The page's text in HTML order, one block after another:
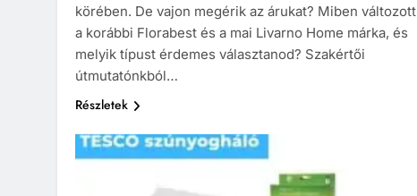
körében. De vajon megérik az árukat? Miben változott
a korábbi Florabest és a mai Livarno Home márka, és
melyik típust érdemes választanod? Szakértői
útmutatónkból…
Részletek